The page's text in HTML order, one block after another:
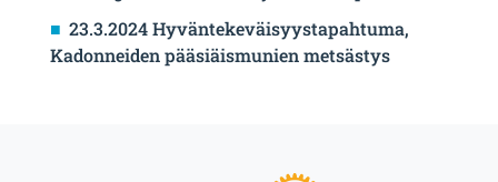
23.3.2024 Hyväntekeväisyystapahtuma,
Kadonneiden pääsiäismunien metsästys